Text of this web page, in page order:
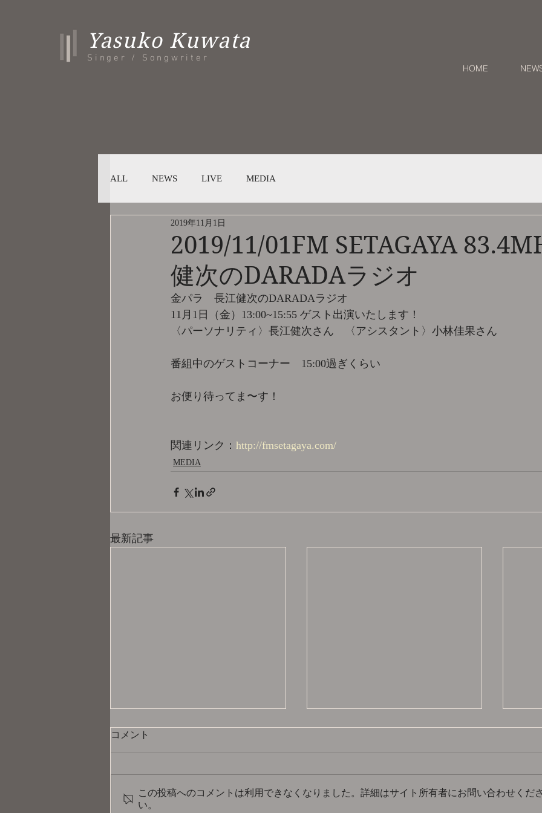
Yasuko Kuwata
Singer / Songwriter
HOME
ALL NEWS LIVE MEDIA
2019/11/01FM SETAGAYA
健次のDARADAラジオ
2019年11月1日
金パラ　長江健次のDARADAラジオ
11月1日（金）13:00~15:55 ゲスト出演いたします！
〈パーソナリティ〉長江健次さん　〈アシスタント〉小林佳果さん
番組中のゲストコーナー　15:00過ぎくらい
お便り待ってま〜す！
関連リンク： http://fmsetagaya.com/
MEDIA
最新記事
コメント
この投稿へのコメントは利用できなくなりました。詳細はサイト所有者にお問い合わせくだ
い。